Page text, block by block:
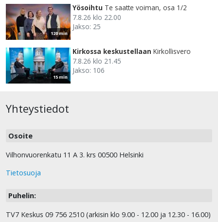
120 min
Yösoihtu Te saatte voiman, osa 1/2
7.8.26 klo 22.00
Jakso: 25
15 min
Kirkossa keskustellaan Kirkollisvero
7.8.26 klo 21.45
Jakso: 106
Yhteystiedot
Osoite
Vilhonvuorenkatu 11 A 3. krs 00500 Helsinki
Tietosuoja
Puhelin:
TV7 Keskus 09 756 2510 (arkisin klo 9.00 - 12.00 ja 12.30 - 16.00)